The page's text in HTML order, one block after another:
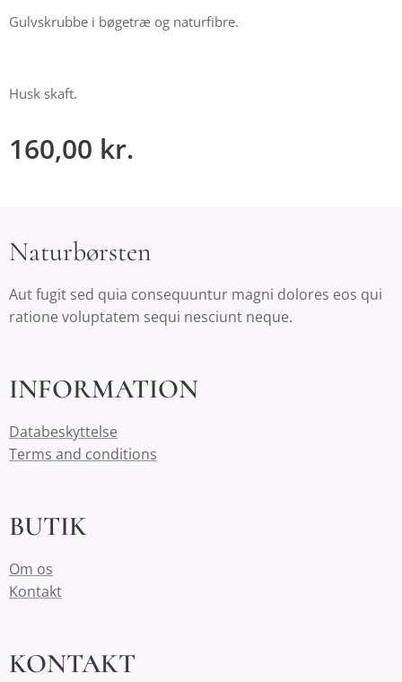
Gulvskrubbe i bøgetræ og naturfibre.
Husk skaft.
160,00 kr.
Naturbørsten
Aut fugit sed quia consequuntur magni dolores eos qui
ratione voluptatem sequi nesciunt neque.
INFORMATION
Databeskyttelse
Terms and conditions
BUTIK
Om os
Kontakt
KONTAKT